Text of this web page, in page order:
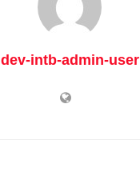
dev-intb-admin-user